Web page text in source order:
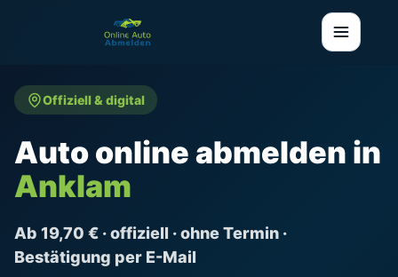
Offiziell & digital
Auto online abmelden in
Anklam
Ab 19,70 € · offiziell · ohne Termin ·
Bestätigung per E-Mail